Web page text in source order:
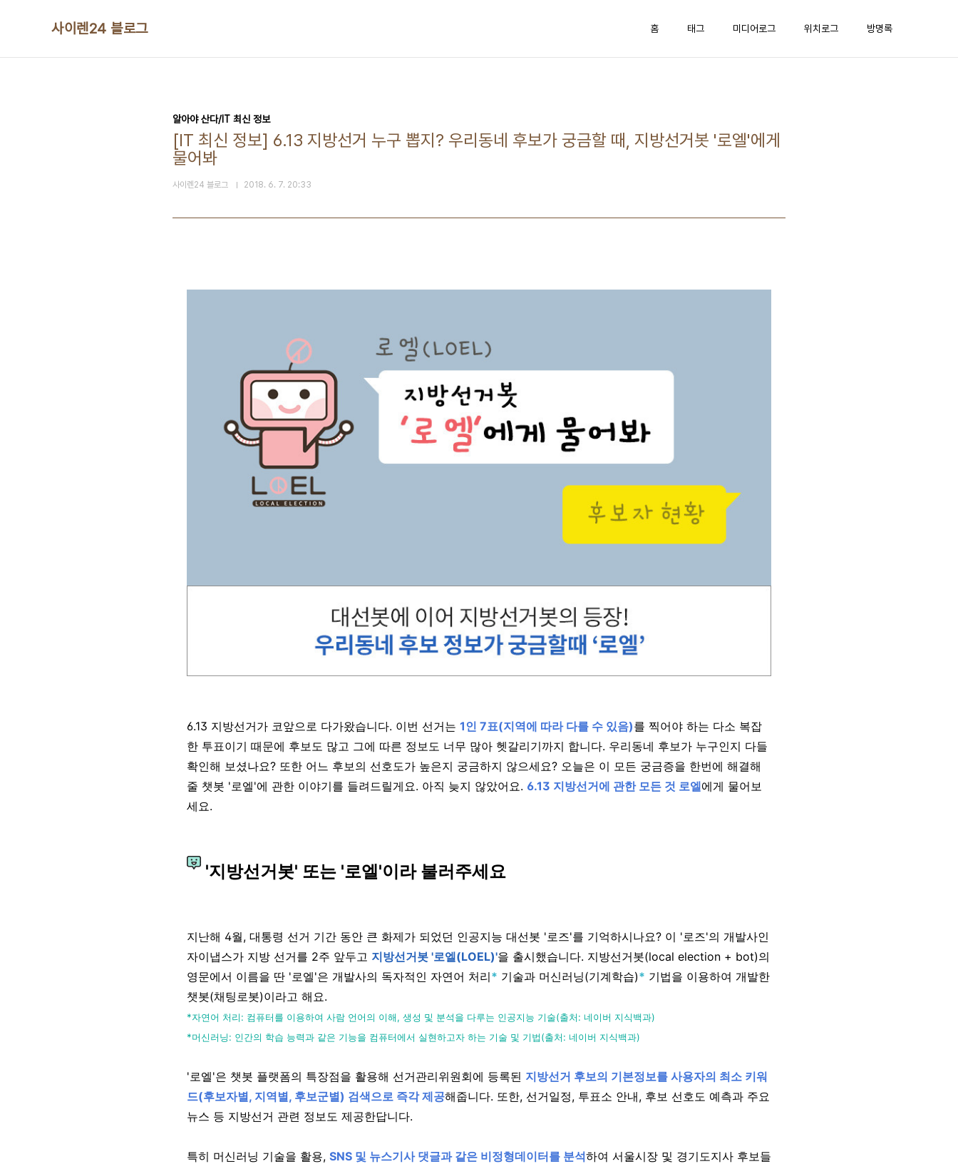
사이렌24 블로그 홈 태그 미디어로그 위치로그 방명록
알아야 산다/IT 최신 정보
[IT 최신 정보] 6.13 지방선거 누구 뽑지? 우리동네 후보가 궁금할 때, 지방선거봇 '로엘'에게
물어봐
사이렌24 블로그 2018. 6. 7. 20:33
6.13 지방선거가 코앞으로 다가왔습니다. 이번 선거는 1인 7표(지역에 따라 다를 수 있음)를 찍어야 하는 다소 복잡
한 투표이기 때문에 후보도 많고 그에 따른 정보도 너무 많아 헷갈리기까지 합니다. 우리동네 후보가 누구인지 다들
확인해 보셨나요? 또한 어느 후보의 선호도가 높은지 궁금하지 않으세요? 오늘은 이 모든 궁금증을 한번에 해결해
줄 챗봇 '로엘'에 관한 이야기를 들려드릴게요. 아직 늦지 않았어요. 6.13 지방선거에 관한 모든 것 로엘에게 물어보
세요.
'지방선거봇' 또는 '로엘'이라 불러주세요
지난해 4월, 대통령 선거 기간 동안 큰 화제가 되었던 인공지능 대선봇 '로즈'를 기억하시나요? 이 '로즈'의 개발사인
자이냅스가 지방 선거를 2주 앞두고 지방선거봇 '로엘(LOEL)'을 출시했습니다. 지방선거봇(local election + bot)의
영문에서 이름을 딴 '로엘'은 개발사의 독자적인 자연어 처리* 기술과 머신러닝(기계학습)* 기법을 이용하여 개발한
챗봇(채팅로봇)이라고 해요.
*자연어 처리: 컴퓨터를 이용하여 사람 언어의 이해, 생성 및 분석을 다루는 인공지능 기술(출처: 네이버 지식백과)
*머신러닝: 인간의 학습 능력과 같은 기능을 컴퓨터에서 실현하고자 하는 기술 및 기법(출처: 네이버 지식백과)
'로엘'은 챗봇 플랫폼의 특장점을 활용해 선거관리위원회에 등록된 지방선거 후보의 기본정보를 사용자의 최소 키워
드(후보자별, 지역별, 후보군별) 검색으로 즉각 제공해줍니다. 또한, 선거일정, 투표소 안내, 후보 선호도 예측과 주요
뉴스 등 지방선거 관련 정보도 제공한답니다.
특히 머신러닝 기술을 활용, SNS 및 뉴스기사 댓글과 같은 비정형데이터를 분석하여 서울시장 및 경기도지사 후보들